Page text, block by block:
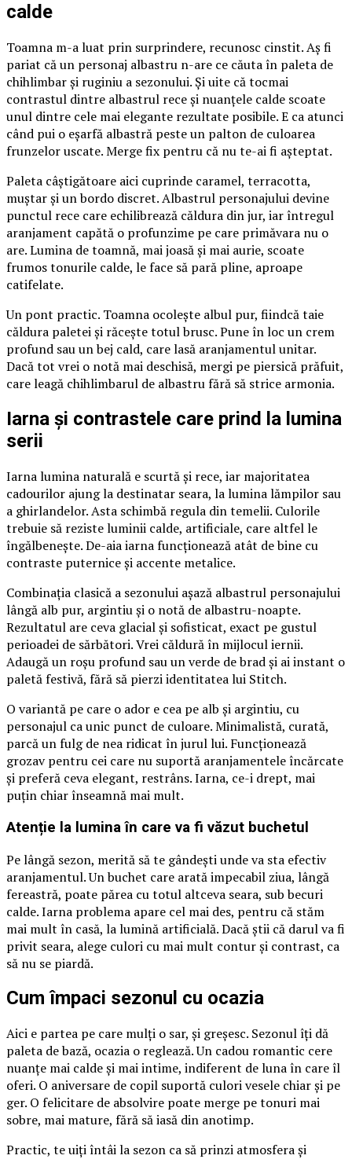
calde
Toamna m-a luat prin surprindere, recunosc cinstit. Aș fi
pariat că un personaj albastru n-are ce căuta în paleta de
chihlimbar și ruginiu a sezonului. Și uite că tocmai
contrastul dintre albastrul rece și nuanțele calde scoate
unul dintre cele mai elegante rezultate posibile. E ca atunci
când pui o eșarfă albastră peste un palton de culoarea
frunzelor uscate. Merge fix pentru că nu te-ai fi așteptat.
Paleta câștigătoare aici cuprinde caramel, terracotta,
muștar și un bordo discret. Albastrul personajului devine
punctul rece care echilibrează căldura din jur, iar întregul
aranjament capătă o profunzime pe care primăvara nu o
are. Lumina de toamnă, mai joasă și mai aurie, scoate
frumos tonurile calde, le face să pară pline, aproape
catifelate.
Un pont practic. Toamna ocolește albul pur, fiindcă taie
căldura paletei și răcește totul brusc. Pune în loc un crem
profund sau un bej cald, care lasă aranjamentul unitar.
Dacă tot vrei o notă mai deschisă, mergi pe piersică prăfuit,
care leagă chihlimbarul de albastru fără să strice armonia.
Iarna și contrastele care prind la lumina
serii
Iarna lumina naturală e scurtă și rece, iar majoritatea
cadourilor ajung la destinatar seara, la lumina lămpilor sau
a ghirlandelor. Asta schimbă regula din temelii. Culorile
trebuie să reziste luminii calde, artificiale, care altfel le
îngălbenește. De-aia iarna funcționează atât de bine cu
contraste puternice și accente metalice.
Combinația clasică a sezonului așază albastrul personajului
lângă alb pur, argintiu și o notă de albastru-noapte.
Rezultatul are ceva glacial și sofisticat, exact pe gustul
perioadei de sărbători. Vrei căldură în mijlocul iernii.
Adaugă un roșu profund sau un verde de brad și ai instant o
paletă festivă, fără să pierzi identitatea lui Stitch.
O variantă pe care o ador e cea pe alb și argintiu, cu
personajul ca unic punct de culoare. Minimalistă, curată,
parcă un fulg de nea ridicat în jurul lui. Funcționează
grozav pentru cei care nu suportă aranjamentele încărcate
și preferă ceva elegant, restrâns. Iarna, ce-i drept, mai
puțin chiar înseamnă mai mult.
Atenție la lumina în care va fi văzut buchetul
Pe lângă sezon, merită să te gândești unde va sta efectiv
aranjamentul. Un buchet care arată impecabil ziua, lângă
fereastră, poate părea cu totul altceva seara, sub becuri
calde. Iarna problema apare cel mai des, pentru că stăm
mai mult în casă, la lumină artificială. Dacă știi că darul va fi
privit seara, alege culori cu mai mult contur și contrast, ca
să nu se piardă.
Cum împaci sezonul cu ocazia
Aici e partea pe care mulți o sar, și greșesc. Sezonul îți dă
paleta de bază, ocazia o reglează. Un cadou romantic cere
nuanțe mai calde și mai intime, indiferent de luna în care îl
oferi. O aniversare de copil suportă culori vesele chiar și pe
ger. O felicitare de absolvire poate merge pe tonuri mai
sobre, mai mature, fără să iasă din anotimp.
Practic, te uiți întâi la sezon ca să prinzi atmosfera și